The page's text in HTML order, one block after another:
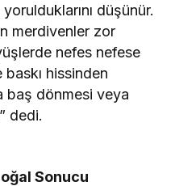
düşünür.
merdivenler zor
nefes nefese
baskı hissinden
baş dönmesi veya
dedi.
Sonucu